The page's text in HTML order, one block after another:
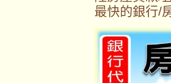
最快的銀行/